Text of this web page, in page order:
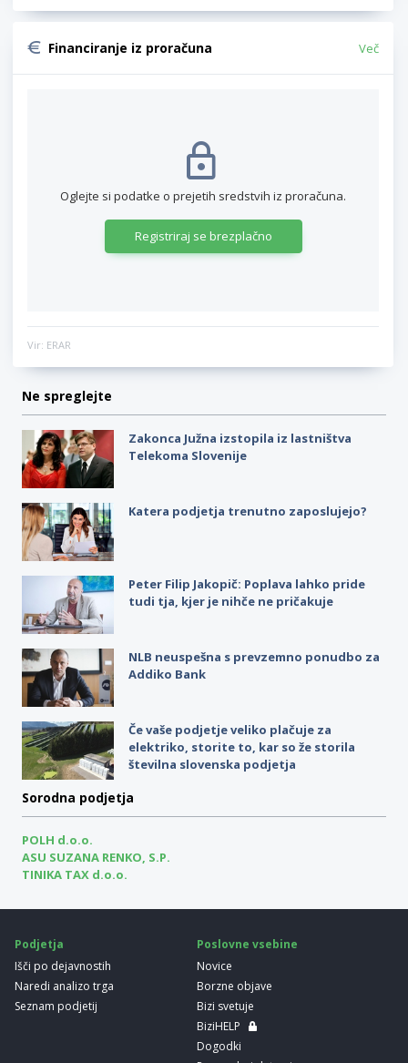
Financiranje iz proračuna Več
Oglejte si podatke o prejetih sredstvih iz proračuna.
Registriraj se brezplačno
Vir: ERAR
Ne spreglejte
Zakonca Južna izstopila iz lastništva
Telekoma Slovenije
Katera podjetja trenutno zaposlujejo?
Peter Filip Jakopič: Poplava lahko pride
tudi tja, kjer je nihče ne pričakuje
NLB neuspešna s prevzemno ponudbo za
Addiko Bank
Če vaše podjetje veliko plačuje za
elektriko, storite to, kar so že storila
številna slovenska podjetja
Sorodna podjetja
POLH d.o.o.
ASU SUZANA RENKO, S.P.
TINIKA TAX d.o.o.
Podjetja
Išči po dejavnostih
Naredi analizo trga
Seznam podjetij
Poslovne vsebine
Novice
Borzne objave
Bizi svetuje
BiziHELP
Dogodki